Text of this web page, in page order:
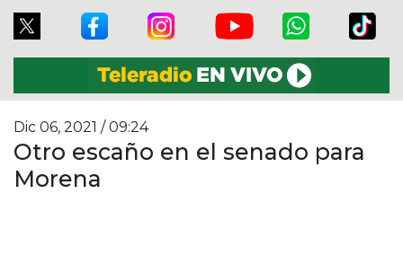
Dic 06, 2021 / 09:24
Otro escaño en el senado para
Morena